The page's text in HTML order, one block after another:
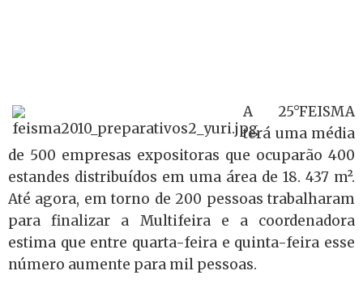
A 25°FEISMA
terá uma média
de 500 empresas expositoras que ocuparão 400
estandes distribuídos em uma área de 18. 437 m².
Até agora, em torno de 200 pessoas trabalharam
para finalizar a Multifeira e a coordenadora
estima que entre quarta-feira e quinta-feira esse
número aumente para mil pessoas.